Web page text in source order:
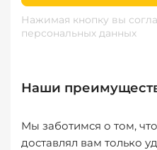
Нажимая кнопку вы
персональных данных
Наши
Мы заботимся о том,
доставлял вам только